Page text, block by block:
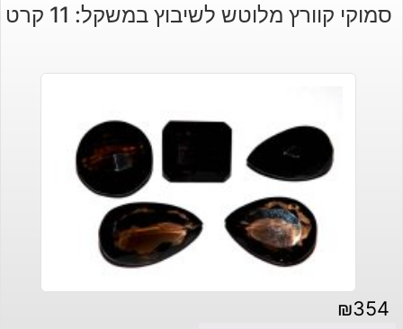
סמוקי קוורץ מלוטש לשיבוץ במשקל: 11 קרט
₪354